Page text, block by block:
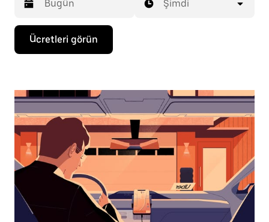
Takvimle
etkileşime
geçmek
seçmek
aşağı
ok
tuşuna
basın.
Takvimi
kapatmak
için
escape
tuşuna
basın.
Şimdi
Ücretleri görün